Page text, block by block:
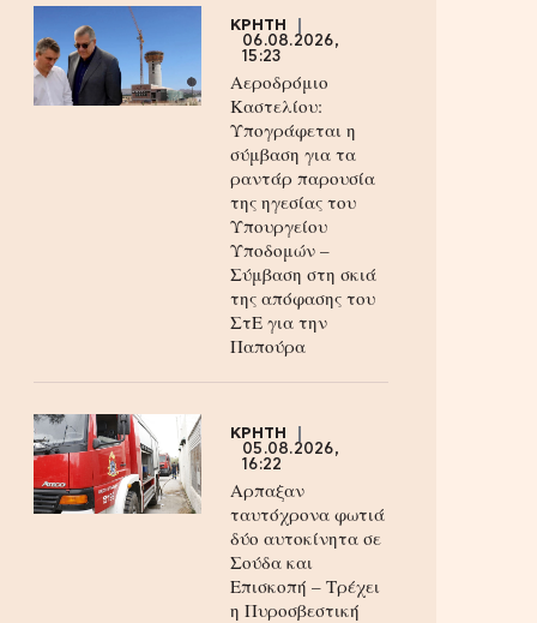
ΚΡΗΤΗ
06.08.2026,
15:23
Αεροδρόμιο
Καστελίου:
Υπογράφεται η
σύμβαση για τα
ραντάρ παρουσία
της ηγεσίας του
Υπουργείου
Υποδομών –
Σύμβαση στη σκιά
της απόφασης του
ΣτΕ για την
Παπούρα
ΚΡΗΤΗ
05.08.2026,
16:22
Αρπαξαν
ταυτόχρονα φωτιά
δύο αυτοκίνητα σε
Σούδα και
Επισκοπή – Τρέχει
η Πυροσβεστική